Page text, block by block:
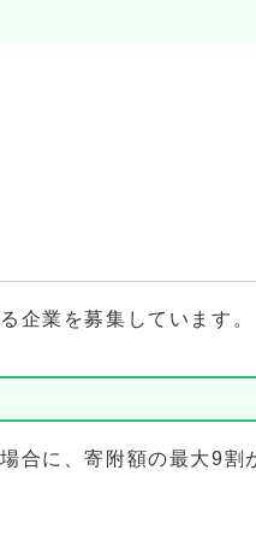
企業を募集しています。
合に、寄附額の最大9割